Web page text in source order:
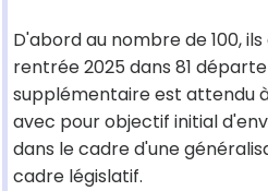
D'abord au nombre de 100,
rentrée 2025 dans 81
supplémentaire est attendu
avec pour objectif initial
dans le cadre d'une
cadre législatif.